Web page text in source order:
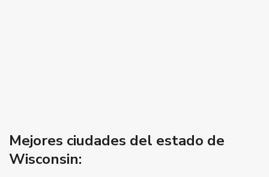
Mejores ciudades del estado de
Wisconsin: